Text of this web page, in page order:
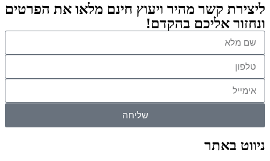
ליצירת קשר מהיר ויעוץ חינם מלאו את הפרטים
ונחזור אליכם בהקדם!
שליחה
ניווט באתר